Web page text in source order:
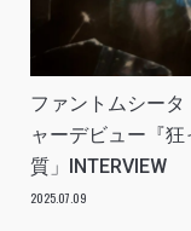
ファントムシー
ャーデビュー『
質」INTERVIEW
2025.07.09